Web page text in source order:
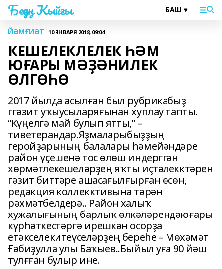
Беҙҙең Ҡыйғы
ЙӘМҒИӘТ 10 ЯНВАРЯ 2018, 09:04
КЕШЕЛЕКЛЕЛЕК ҺӘМ
ЮҒАРЫ МӘҘӘНИЛЕК
ӨЛГӨҺӨ
2017 йылда асылған был рубрикабыҙ
ггәзит уҡыусыларяғынан хуплау тапты.
“Күңелгә май булып ятты,” –
тиветерандар.Яҙмаларыбыҙҙың
геройҙарының балалары һәмейәндәре
район үҫешенә тос өлөш индерггән
хөрмәтлекешеләрҙең яҡты иҫтәлекктәрен
гәзит биттәре ашасағылғырған өсөн,
редакция коллекктивына тәрән
рәхмәтбелдерә.. Район халыҡ
хужалығының барлыҡ өлкәләрендәюғары
күрһәткестәргә ирешкән осорҙа
етәкселекитеүселәрҙең береһе – Мөхәмәт
Ғәбиҙулла улы Баҡыев..Быйыл уға 90 йәш
тулғған булыр ине.